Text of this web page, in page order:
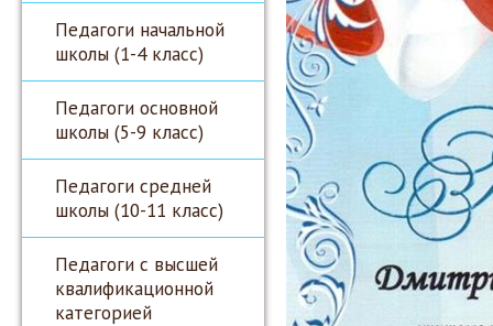
Педагоги начальной
школы (1-4 класс)
Педагоги основной
школы (5-9 класс)
Педагоги средней
школы (10-11 класс)
Педагоги с высшей
квалификационной
категорией